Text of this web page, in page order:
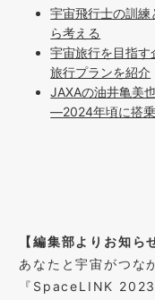
宇宙飛行士の訓
ら考える
宇宙旅行を目指
旅行プランを紹介
JAXAの油井亀美
―2024年頃に搭
【編集部よりお知ら
あなたと宇宙がつな
『SpaceLINK